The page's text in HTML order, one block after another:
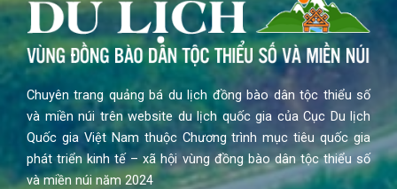
Chuyên trang quảng bá du lịch đồng bào dân tộc thiểu số
và miền núi trên website du lịch quốc gia của Cục Du lịch
Quốc gia Việt Nam thuộc Chương trình mục tiêu quốc gia
phát triển kinh tế – xã hội vùng đồng bào dân tộc thiểu số
và miền núi năm 2024